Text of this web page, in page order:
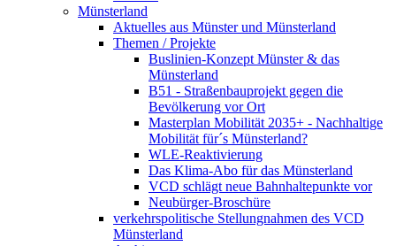
Münsterland
Aktuelles aus Münster und Münsterland
Themen / Projekte
Buslinien-Konzept Münster & das
Münsterland
B51 - Straßenbauprojekt gegen die
Bevölkerung vor Ort
Masterplan Mobilität 2035+ - Nachhaltige
Mobilität für´s Münsterland?
WLE-Reaktivierung
Das Klima-Abo für das Münsterland
VCD schlägt neue Bahnhaltepunkte vor
Neubürger-Broschüre
verkehrspolitische Stellungnahmen des VCD
Münsterland